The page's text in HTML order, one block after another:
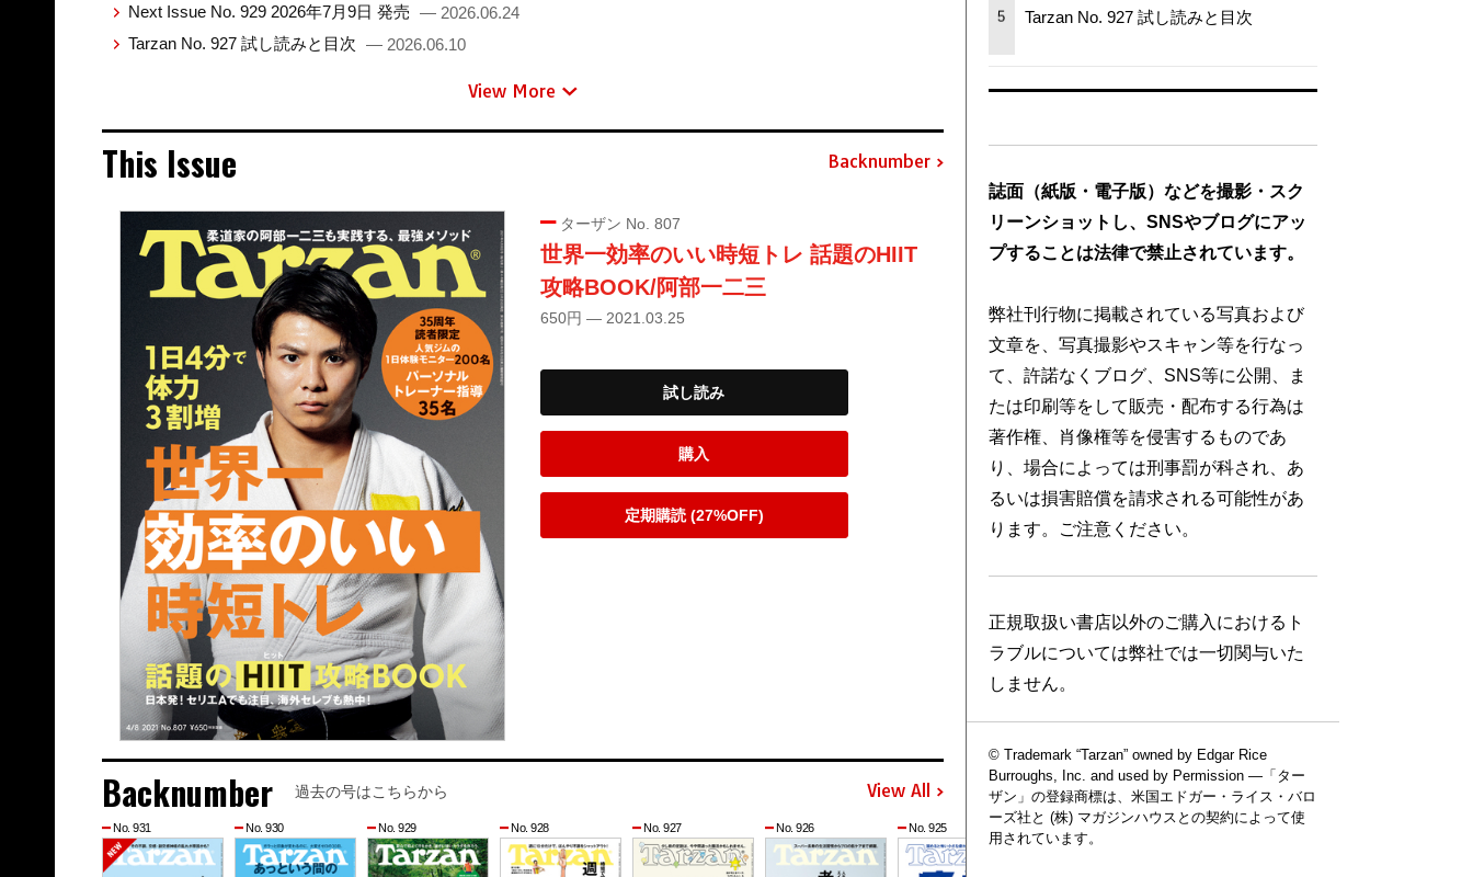
Next Issue No. 929 2026年7月9日 発売 — 2026.06.24
Tarzan No. 927 試し読みと目次 — 2026.06.10
View More
This Issue Backnumber
ターザン No. 807
世界一効率のいい時短トレ 話題のHIIT
攻略BOOK/阿部一二三
650円 — 2021.03.25
試し読み
購入
定期購読 (27%OFF)
Backnumber 過去の号はこちらから View All
No. 931 No. 930 No. 929 No. 928 No. 927 No. 926 No. 925 No. 924 No. 923 No. 922
5 Tarzan No. 927 試し読みと目次
誌面（紙版・電子版）などを撮影・スク
リーンショットし、SNSやブログにアッ
プすることは法律で禁止されています。
弊社刊行物に掲載されている写真および
文章を、写真撮影やスキャン等を行なっ
て、許諾なくブログ、SNS等に公開、ま
たは印刷等をして販売・配布する行為は
著作権、肖像権等を侵害するものであ
り、場合によっては刑事罰が科され、あ
るいは損害賠償を請求される可能性があ
ります。ご注意ください。
正規取扱い書店以外のご購入におけるト
ラブルについては弊社では一切関与いた
しません。
© Trademark “Tarzan” owned by Edgar Rice
Burroughs, Inc. and used by Permission —「ター
ザン」の登録商標は、米国エドガー・ライス・バロ
ーズ社と (株) マガジンハウスとの契約によって使
用されています。